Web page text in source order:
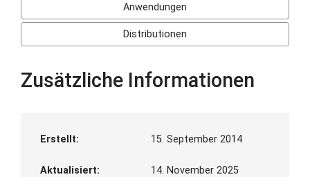
Anwendungen
Distributionen
Zusätzliche Informationen
Erstellt: 15. September 2014
Aktualisiert: 14. November 2025